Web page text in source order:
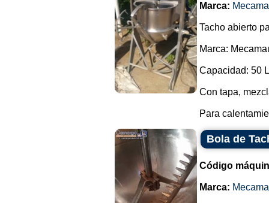
Marca:
Tacho abierto
Marca:
Capacidad: 50
Con tapa,
Para
Bola de
Código
Marca: